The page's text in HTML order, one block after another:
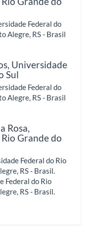
Federal do
Alegre, RS - Brasil
Universidade
Sul
Federal do
Alegre, RS - Brasil
Rosa,
Grande do
Federal do Rio
RS - Brasil.
Federal do Rio
RS - Brasil.